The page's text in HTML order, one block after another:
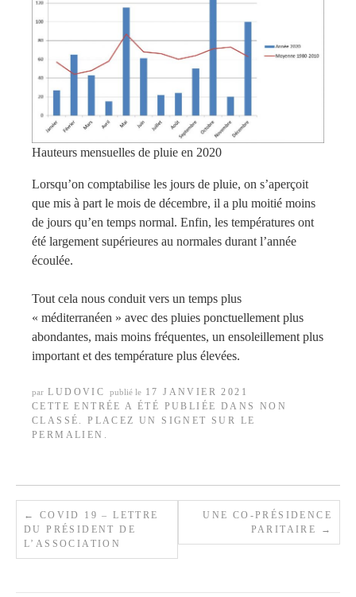
Hauteurs mensuelles de pluie en 2020
Lorsqu’on comptabilise les jours de pluie, on s’aperçoit
que mis à part le mois de décembre, il a plu moitié moins
de jours qu’en temps normal. Enfin, les températures ont
été largement supérieures au normales durant l’année
écoulée.
Tout cela nous conduit vers un temps plus
« méditerranéen » avec des pluies ponctuellement plus
abondantes, mais moins fréquentes, un ensoleillement plus
important et des température plus élevées.
par LUDOVIC publié le 17 JANVIER 2021
CETTE ENTRÉE A ÉTÉ PUBLIÉE DANS NON
CLASSÉ . PLACEZ UN SIGNET SUR LE
PERMALIEN .
←
COVID 19 – LETTRE
DU PRÉSIDENT DE
L’ASSOCIATION
UNE CO-PRÉSIDENCE
PARITAIRE
→